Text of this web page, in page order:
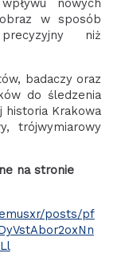
nowych
w sposób
niż
badaczy oraz
do śledzenia
historia Krakowa
trójwymiarowy
na stronie
posts/pf